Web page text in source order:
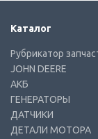
Каталог
Рубрикатор
JOHN DEERE
АКБ
ГЕНЕРАТОРЫ
ДАТЧИКИ
ДЕТАЛИ МОТОРА